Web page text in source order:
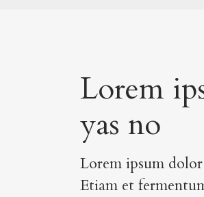
Lorem
yas no
Lorem ipsum
Etiam et